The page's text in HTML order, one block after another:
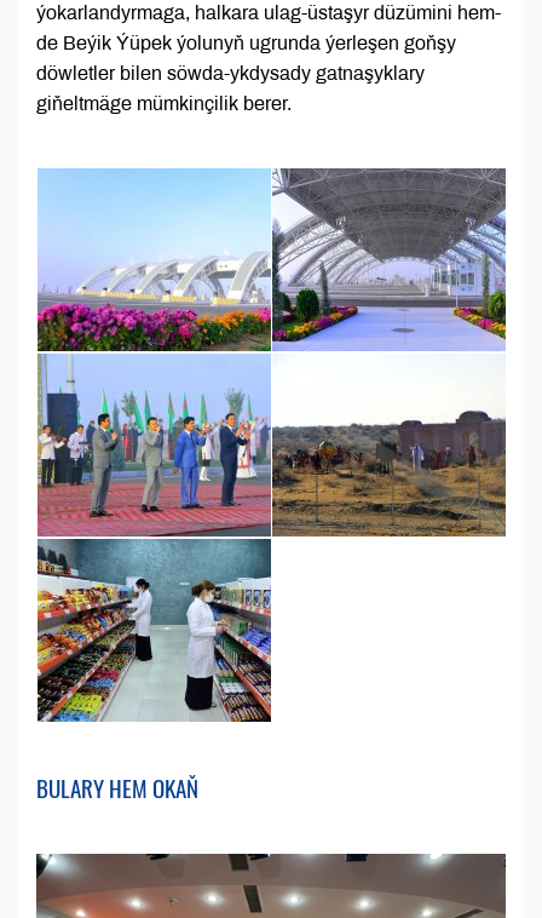
ýokarlandyrmaga, halkara ulag-üstaşyr düzümini hem-
de Beýik Ýüpek ýolunyň ugrunda ýerleşen goňşy
döwletler bilen söwda-ykdysady gatnaşyklary
giňeltmäge mümkinçilik berer.
BULARY HEM OKAŇ